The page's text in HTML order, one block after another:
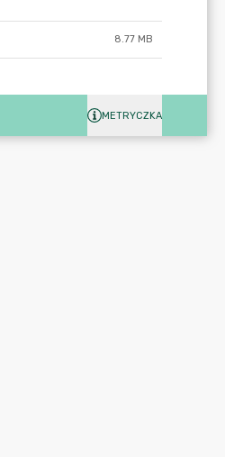
8.77 MB
METRYCZKA